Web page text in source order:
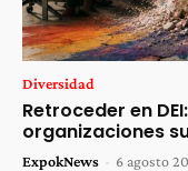
Diversidad
Retroceder en
organizaciones
ExpokNews - 6 agosto